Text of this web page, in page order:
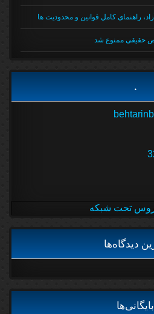
راهنمای کامل قوانین و محدودیت ها
ممنوع شد
تحت شبکه
دیدگاه‌ها